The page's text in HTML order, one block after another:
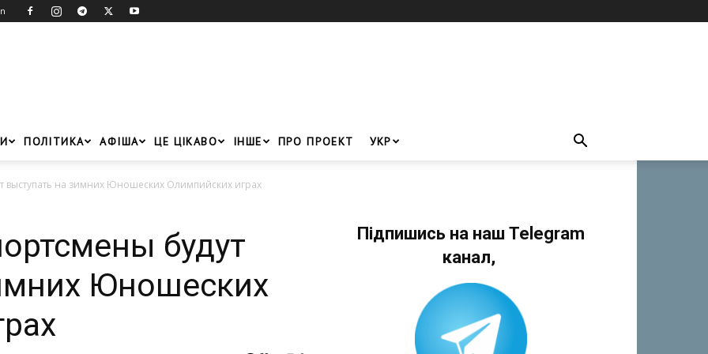
ПОЛІТИКА АФІША ЦЕ ЦІКАВО ІНШЕ ПРО ПРОЕКТ УКР
выступать на зимних Юношеских Олимпийских играх
будут
Юношеских
Підпишись на наш Telegram
канал,